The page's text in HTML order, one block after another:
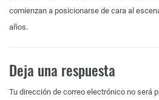
comienzan a posicionarse de cara al
años.
Deja una respuesta
Tu dirección de correo electrónico no será